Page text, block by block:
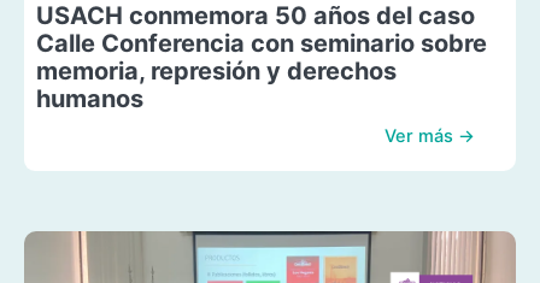
USACH conmemora 50 años del caso
Calle Conferencia con seminario sobre
memoria, represión y derechos
humanos
Ver más →